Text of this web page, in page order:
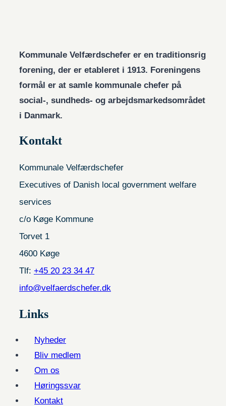
Kommunale Velfærdschefer er en traditionsrig
forening, der er etableret i 1913. Foreningens
formål er at samle kommunale chefer på
social-, sundheds- og arbejdsmarkedsområdet
i Danmark.
Kontakt
Kommunale Velfærdschefer
Executives of Danish local government welfare
services
c/o Køge Kommune
Torvet 1
4600 Køge
Tlf: +45 20 23 34 47
info@velfaerdschefer.dk
Links
Nyheder
Bliv medlem
Om os
Høringssvar
Kontakt